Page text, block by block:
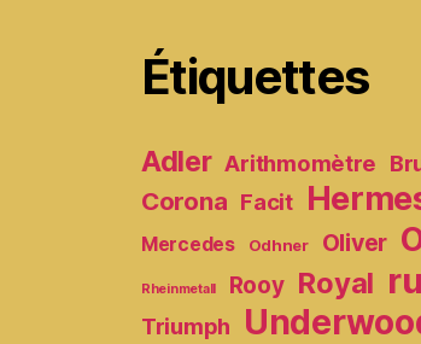
Étiquettes
Adler Arithmomètre
Corona Facit
Mercedes
Odhner Oliver
Rheinmetall Rooy Royal
Triumph